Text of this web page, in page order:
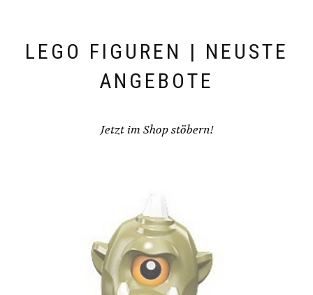
LEGO FIGUREN | NEUSTE
ANGEBOTE
Jetzt im Shop stöbern!